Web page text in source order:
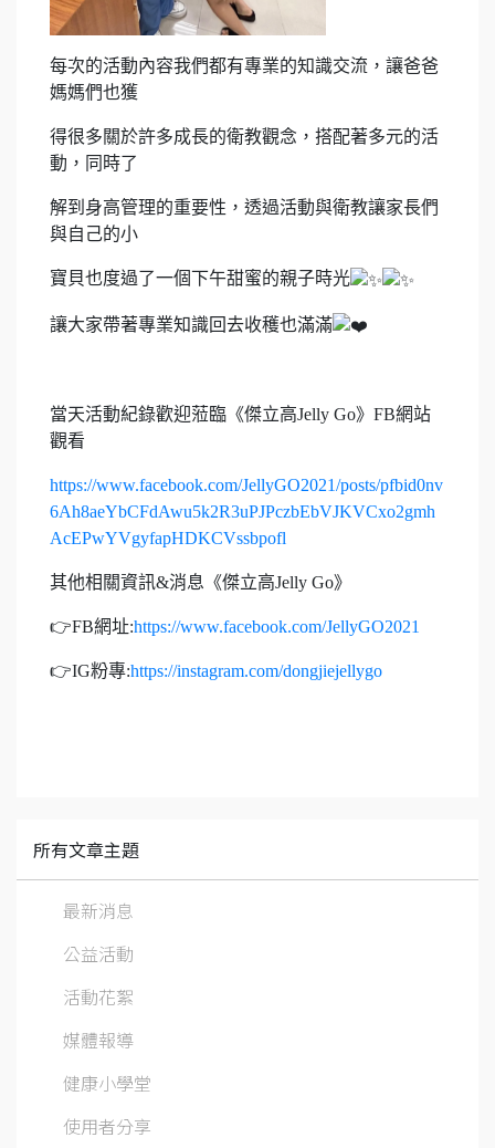
每次的活動內容我們都有專業的知識交流，讓爸爸
媽媽們也獲
得很多關於許多成長的衛教觀念，搭配著多元的活
動，同時了
解到身高管理的重要性，透過活動與衛教讓家長們
與自己的小
寶貝也度過了一個下午甜蜜的親子時光
讓大家帶著專業知識回去收穫也滿滿
當天活動紀錄歡迎蒞臨《傑立高Jelly Go》FB網站
觀看
https://www.facebook.com/JellyGO2021/posts/pfbid0nv
6Ah8aeYbCFdAwu5k2R3uPJPczbEbVJKVCxo2gmh
AcEPwYVgyfapHDKCVssbpofl
其他相關資訊&消息《傑立高Jelly Go》
👉FB網址:https://www.facebook.com/JellyGO2021
👉IG粉專:https://instagram.com/dongjiejellygo
所有文章主題
最新消息
公益活動
活動花絮
媒體報導
健康小學堂
使用者分享